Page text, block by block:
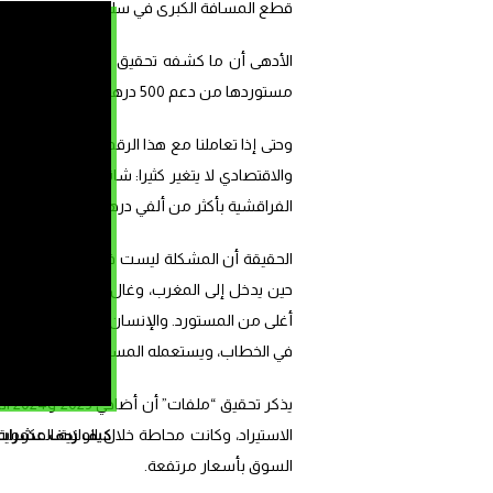
كيف زحف عشرات
قطع المسافة الكبرى في سلسلة الإنتاج خارج البلادو
مستوردها من دعم 500 درهم، لتصبح كلفتها أقل من مئة درهم، ثم تُباع بما يناهز 2500 درهم.
الفراقشية بأكثر من ألفي درهم!
الحقيقة أن المشكلة ليست في الخروف ولا في
حين يدخل إلى المغرب، وغال حين يصل إلى
أغلى من المستورد. والإنسان، الذي يفترض
في الخطاب، ويستعمله المستورد في طلب
السوق بأسعار مرتفعة.